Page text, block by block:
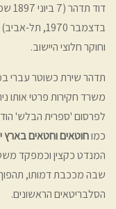
בדצמבר
וחוקר חלוצי היישוב.
משרד חקירות פרטי אותו
לפרסום 'ספרית הבלש'
כמוחוטאים וחטאים בארץ
המנדט כקצין וכמפקד
שבה מככבת דמותו, תהפוך
הסלבריטאים הראשונים.